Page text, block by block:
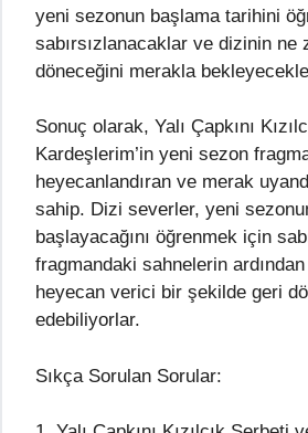
yeni sezonun başlama tarihini
sabırsızlanacaklar ve dizinin ne
döneceğini merakla
Sonuç olarak, Yalı Çapkını
Kardeşlerim’in yeni sezon
heyecanlandıran ve merak
sahip. Dizi severler, yeni
başlayacağını öğrenmek için
fragmandaki sahnelerin
heyecan verici bir şekilde geri
edebiliyorlar.
Sıkça Sorulan Sorular: